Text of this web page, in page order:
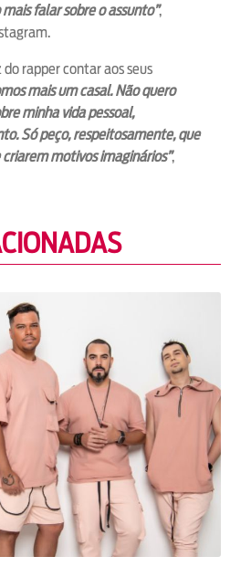
falar sobre o assunto”,
rapper contar aos seus
mais um casal. Não quero
minha vida pessoal,
Só peço, respeitosamente, que
motivos imaginários”,